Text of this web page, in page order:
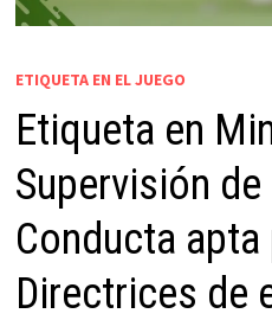
ETIQUETA EN EL JUEGO
Etiqueta en
Supervisión
Conducta
Directrices de